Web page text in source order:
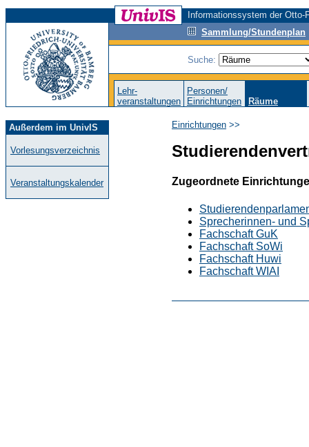
Informationssystem der
Sammlung/Stundenplan
Suche:
Lehr-
veranstaltungen
Personen/
Einrichtungen
Räume
Außerdem im UnivIS
Vorlesungsverzeichnis
Veranstaltungskalender
Einrichtungen >>
Zugeordnete
Sprecherinnen- und
Fachschaft GuK
Fachschaft SoWi
Fachschaft Huwi
Fachschaft WIAI